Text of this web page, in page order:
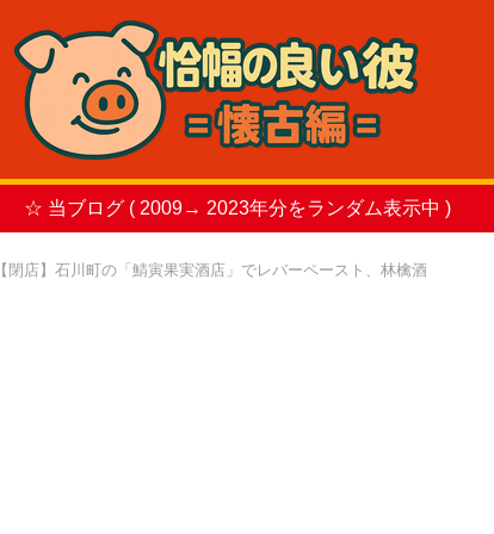
☆ 当ブログ ( 2009→ 2023年分をランダム表示中 )
【閉店】石川町の「鯖寅果実酒店」でレバーペースト、林檎酒